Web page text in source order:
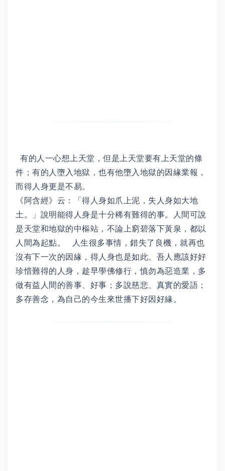
有的人一心想上天堂，但是上天堂要有上天堂的條
件；有的人墮入地獄，也有他墮入地獄的因緣業報，
而得人身更是不易。
《阿含經》云：「得人身如爪上泥，失人身如大地
土。」說明能得人身是十分稀有難得的事。人間可說
是天堂和地獄的中樞站，不論上窮碧落下黃泉，都以
人間為起點。 人生很多事情，錯失了良機，就再也
沒有下一次的因緣，得人身也是如此。吾人應該好好
珍惜難得的人身，趁早學佛修行，慎勿為惡造業，多
做有益人間的善事、好事；多說慈悲、真實的愛語；
多存善念，為自己的今生來世播下好因好緣。